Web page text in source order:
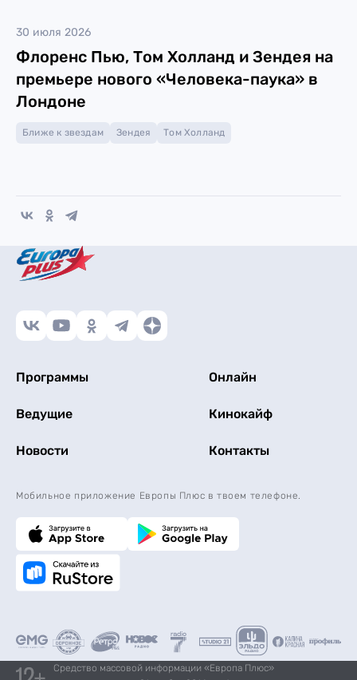
30 июля 2026
Флоренс Пью, Том Холланд и Зендея на
премьере нового «Человека-паука» в
Лондоне
Ближе к звездам Зендея Том Холланд
Программы Онлайн
Ведущие Кинокайф
Новости Контакты
Мобильное приложение Европы Плюс в твоем телефоне.
Средство массовой информации «Европа Плюс»